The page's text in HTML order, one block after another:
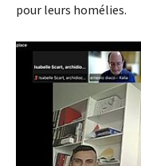
pour leurs homélies.